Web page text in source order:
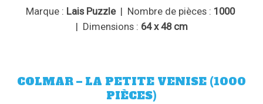
Marque : Lais Puzzle| Nombre de pièces : 1000
| Dimensions : 64 x 48 cm
COLMAR – LA PETITE VENISE (1000
PIÈCES)